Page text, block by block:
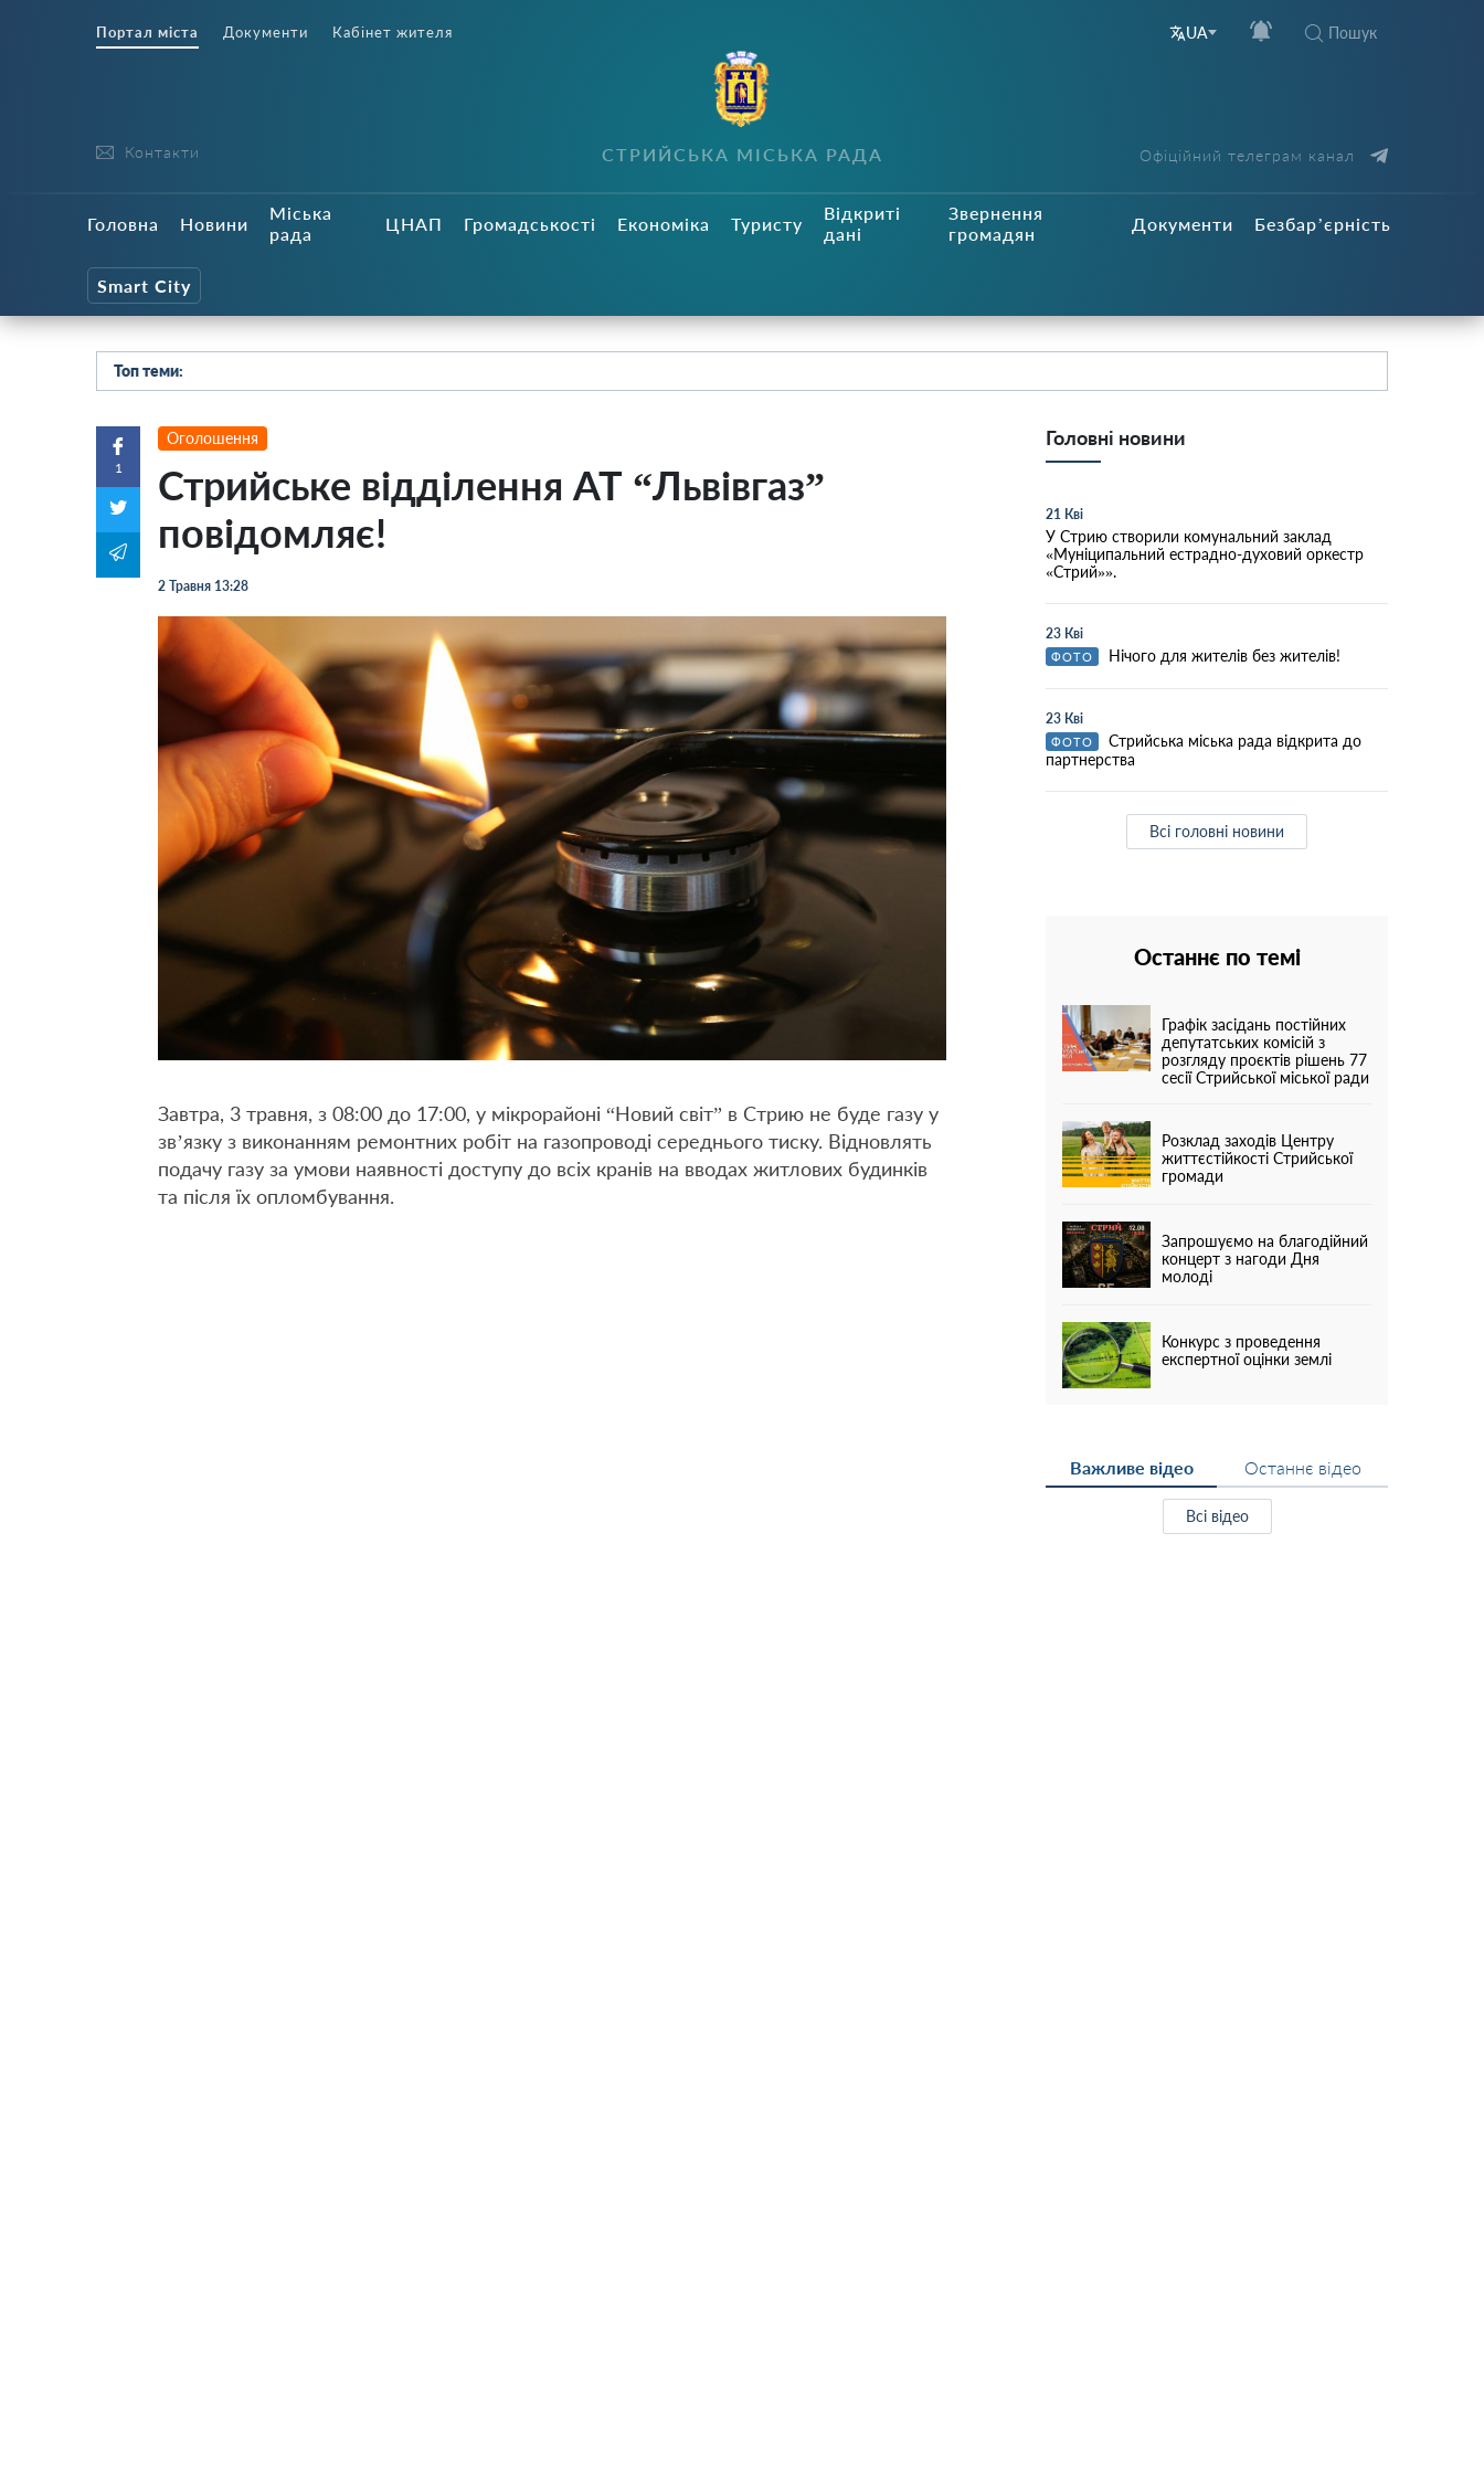
Портал міста Документи Кабінет жителя UA Пошук
Контакти СТРИЙСЬКА МІСЬКА РАДА Офіційний телеграм канал
Головна Новини
Міська
рада
ЦНАП Громадськості Економіка Туристу
Відкриті
дані
Звернення
громадян
Документи Безбар’єрність
Smart City
Топ теми:
1
Оголошення
Стрийське відділення АТ “Львівгаз”
повідомляє!
2 Травня 13:28
Завтра, 3 травня, з 08:00 до 17:00, у мікрорайоні “Новий світ” в Стрию не буде газу у
зв’язку з виконанням ремонтних робіт на газопроводі середнього тиску. Відновлять
подачу газу за умови наявності доступу до всіх кранів на вводах житлових будинків
та після їх опломбування.
Головні новини
21 Кві
У Стрию створили комунальний заклад
«Муніципальний естрадно-духовий оркестр
«Стрий»».
23 Кві
ФОТО Нічого для жителів без жителів!
23 Кві
ФОТО
Стрийська міська рада відкрита до
партнерства
Всі головні новини
Останнє по темі
Графік засідань постійних
депутатських комісій з
розгляду проєктів рішень 77
сесії Стрийської міської ради
Розклад заходів Центру
життєстійкості Стрийської
громади
Запрошуємо на благодійний
концерт з нагоди Дня
молоді
Конкурс з проведення
експертної оцінки землі
Важливе відео Останнє відео
Всі відео